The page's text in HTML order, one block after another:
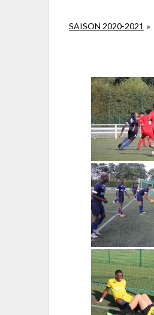
SAISON 2020-2021 »